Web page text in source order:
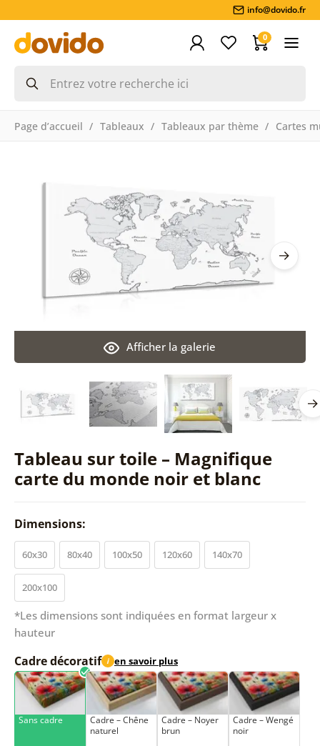
info@dovido.fr
0
Page d’accueil Tableaux Tableaux par thème Cartes
Tableau sur toile – Magnifique
carte du monde noir et blanc
Afficher la galerie
Dimensions:
60x30 80x40 100x50 120x60 140x70
200x100
*Les dimensions sont indiquées en format largeur x
hauteur
Cadre décoratif i en savoir plus
Sans cadre
Cadre – Chêne
naturel
Cadre – Noyer
brun
Cadre – Wengé
noir